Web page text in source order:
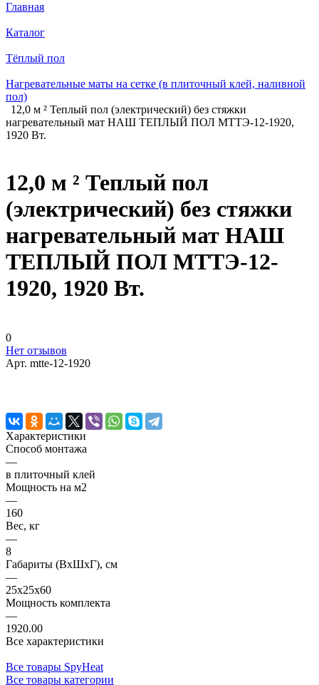
Главная
Каталог
Тёплый пол
Нагревательные маты на сетке (в плиточный клей, наливной
пол)
12,0 м ² Теплый пол (электрический) без стяжки
нагревательный мат НАШ ТЕПЛЫЙ ПОЛ МТТЭ-12-1920,
1920 Вт.
12,0 м ² Теплый пол
(электрический) без стяжки
нагревательный мат НАШ
ТЕПЛЫЙ ПОЛ МТТЭ-12-
1920, 1920 Вт.
0
Нет отзывов
Арт. mtte-12-1920
Характеристики
Способ монтажа
—
в плиточный клей
Мощность на м2
—
160
Вес, кг
—
8
Габариты (ВхШхГ), см
—
25x25x60
Мощность комплекта
—
1920.00
Все характеристики
Все товары SpyHeat
Все товары категории